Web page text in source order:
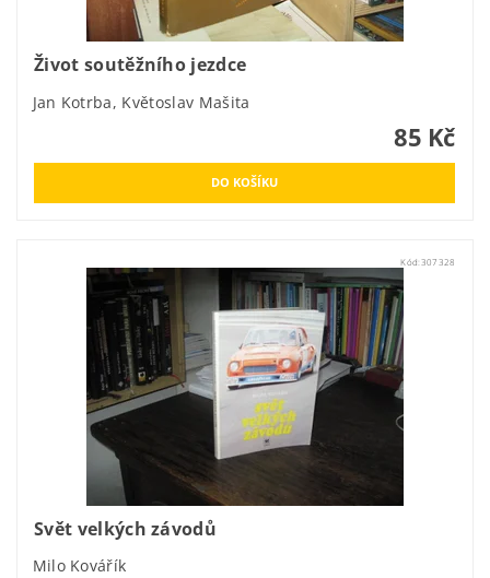
Život soutěžního jezdce
Jan Kotrba, Květoslav Mašita
85 Kč
Kód: 307328
Svět velkých závodů
Milo Kovářík